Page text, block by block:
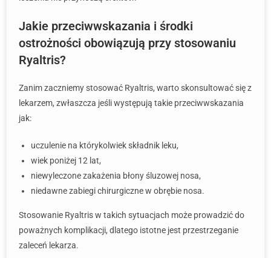
Jakie przeciwwskazania i środki
ostrożności obowiązują przy stosowaniu
Ryaltris?
Zanim zaczniemy stosować Ryaltris, warto skonsultować się z
lekarzem, zwłaszcza jeśli występują takie przeciwwskazania
jak:
uczulenie na którykolwiek składnik leku,
wiek poniżej 12 lat,
niewyleczone zakażenia błony śluzowej nosa,
niedawne zabiegi chirurgiczne w obrębie nosa.
Stosowanie Ryaltris w takich sytuacjach może prowadzić do
poważnych komplikacji, dlatego istotne jest przestrzeganie
zaleceń lekarza.